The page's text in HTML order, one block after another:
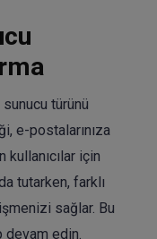
sunucu türünü
e-postalarınıza
için
tutarken, farklı
sağlar. Bu
edin.